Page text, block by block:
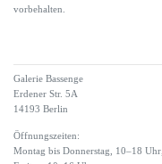
vorbehalten.
Galerie Bassenge
Erdener Str. 5A
14193 Berlin
Öffnungszeiten:
Montag bis Donnerstag, 10–18 Uhr,